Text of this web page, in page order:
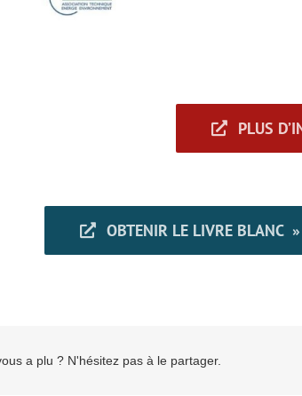
PLUS
OBTENIR LE LIVRE BLANC
a plu ? N'hésitez pas à le partager.